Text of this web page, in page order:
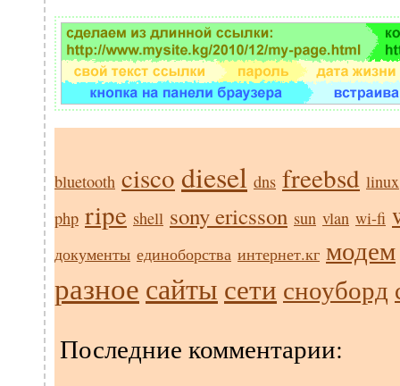
bluetooth cisco diesel dns freebsd linux
php ripe shell sony ericsson sun vlan wi-fi
документы единоборства интернет.кг модем
разное сайты сети сноуборд
Последние комментарии: